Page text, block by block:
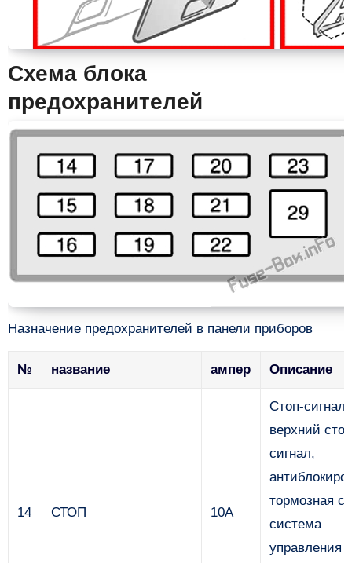
Схема блока
предохранителей
Назначение предохранителей в панели приборов
№ название ампер Описание
14 СТОП 10А
Стоп-
верхний
сигнал,
тормозная
система
управления